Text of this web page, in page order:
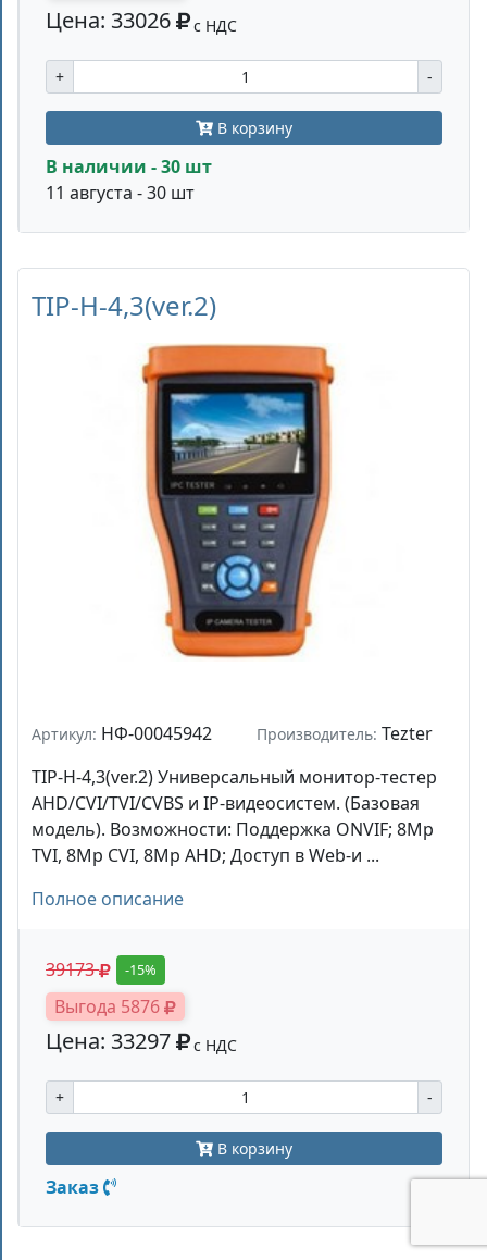
Цена: 33026 с НДС
+ -
В корзину
В наличии - 30 шт
11 августа - 30 шт
TIP-H-4,3(ver.2)
Артикул: НФ-00045942 Производитель: Tezter
TIP-H-4,3(ver.2) Универсальный монитор-тестер
AHD/CVI/TVI/CVBS и IP-видеосистем. (Базовая
модель). Возможности: Поддержка ONVIF; 8Mp
TVI, 8Mp CVI, 8Mp AHD; Доступ в Web-и ...
Полное описание
39173 -15%
Выгода 5876
Цена: 33297 с НДС
+ -
В корзину
Заказ